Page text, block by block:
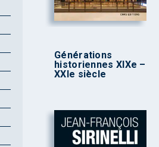
Générations
historiennes XIXe –
XXIe siècle